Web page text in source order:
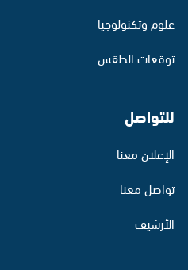
علوم وتكنولوجيا
توقعات الطقس
للتواصل
الإعلان معنا
تواصل معنا
الأرشيف